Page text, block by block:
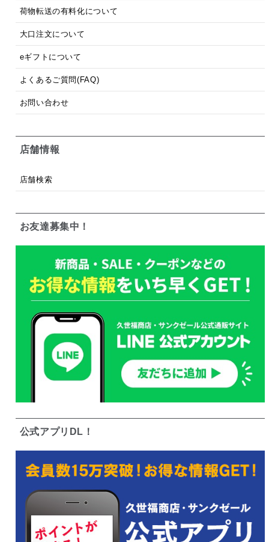
荷物転送の有料化について
大口注文について
eギフトについて
よくあるご質問(FAQ)
お問い合わせ
店舗情報
店舗検索
お友達募集中！
公式アプリDL！